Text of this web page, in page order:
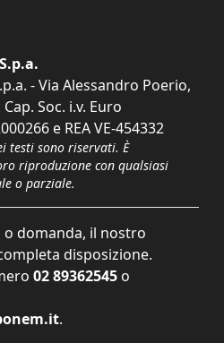
- Via Alessandro Poerio,
Soc. i.v. Euro
e REA VE-454332
testi sono riservati. È
riproduzione con qualsiasi
o parziale.
o domanda, il nostro
disposizione.
02 89362545 o
.